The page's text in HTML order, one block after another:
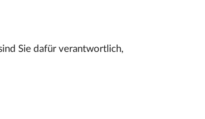
Sie dafür verantwortlich,